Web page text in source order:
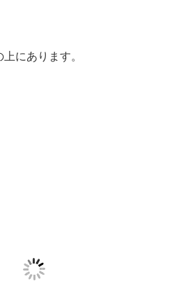
にあります。